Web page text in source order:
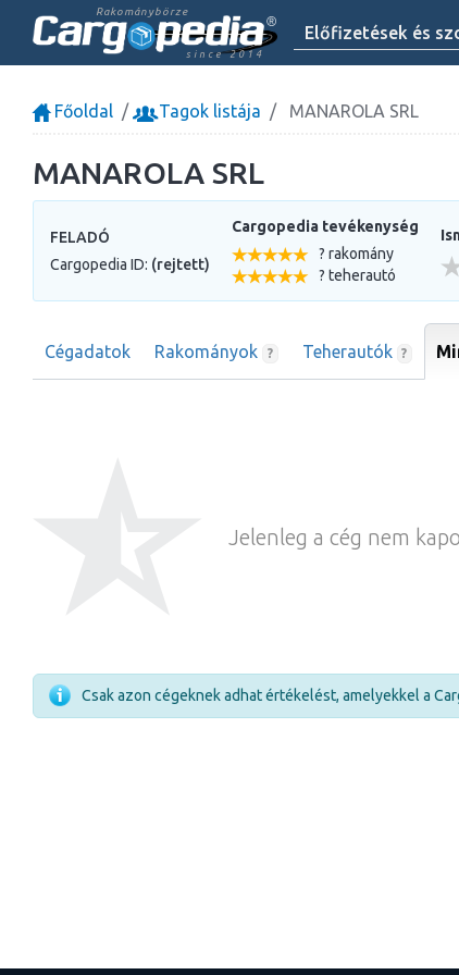
Rakománybörze
since 2014
Előfizetések és
Főoldal Tagok listája MANAROLA SRL
MANAROLA SRL
FELADÓ
Cargopedia ID: (rejtett)
Cargopedia tevékenység
? rakomány
? teherautó
Cégadatok Rakományok ? Teherautók ?
Jelenleg a cég nem
Csak azon cégeknek adhat értékelést, amelyekkel a